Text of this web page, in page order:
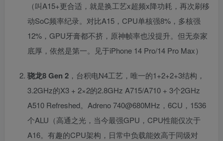
（叫A15+更合适，就是换工艺x超频x降功耗，再次刷移
动SoC频率纪录。对比A15，CPU单核强8%，多核强
12%，GPU牙膏都不挤，原神帧率也没提升。但无奈家
底厚，依然是第一。见于iPhone 14 Pro/14 Pro Max）
骁龙8 Gen 2 ，台积电N4工艺，唯一的1+2+2+3结构，
3.2GHz的X3 + 2×2的2.8GHz A715/A710 + 3个2GHz
A510 Refreshed。Adreno 740@680MHz，6CU，1536
个ALU（高通之光，当今最强GPU，CPU性能仅次于
A16。有趣的CPU架构，日常中负载能效高于同级对